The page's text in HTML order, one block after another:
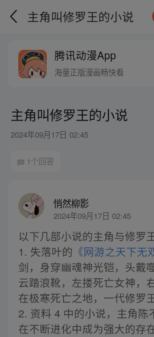
主角叫修罗王的小说
腾讯动漫App
海量正版漫画畅快看
主角叫修罗王的小说
2024年09月17日 02:45
1个回答
悄然柳影
2024年09月17日 02:45
以下几部小说的主角与修罗
1. 失落叶的 《网游之天下无
剑，身穿幽魂神光铠，头戴
云踏浪靴，左搂死亡女神，
在极寒死亡之地，一代修罗
2. 资料 4 中的小说，主角陈
在不断进化中成为强大的存在